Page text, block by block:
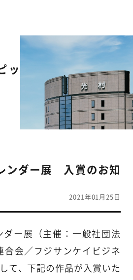
ッ
ンダー展 入賞のお知
2021年01月25日
ダー展（主催：一般社団法
合会／フジサンケイビジネ
て、下記の作品が入賞いた